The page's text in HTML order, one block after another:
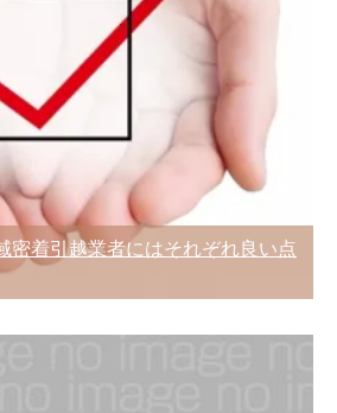
し費用を安くするために工夫できる
ポイント
を引越しする前の手土産の準備と挨
を借りるとき家賃交渉が有利になる
条件
越し当日の天気が雨でも決行！延
ャンセル出来ない
密着引越業者にはそれぞれ良い点